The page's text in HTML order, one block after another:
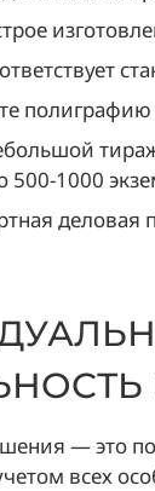
500-1000
— это
всех